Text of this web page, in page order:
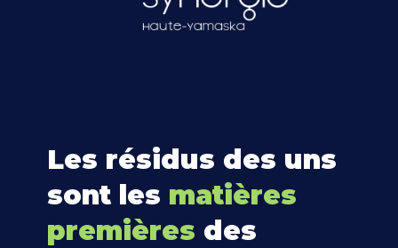
Les résidus des uns
sont les matières
premières des